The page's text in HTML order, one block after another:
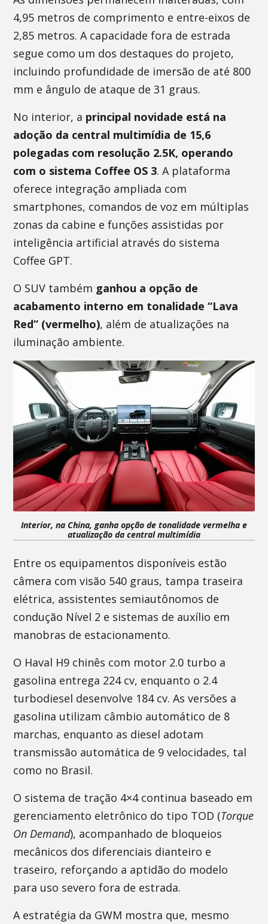
4,95 metros de comprimento e entre-eixos de
2,85 metros. A capacidade fora de estrada
segue como um dos destaques do projeto,
incluindo profundidade de imersão de até 800
mm e ângulo de ataque de 31 graus.
No interior, a principal novidade está na
adoção da central multimídia de 15,6
polegadas com resolução 2.5K, operando
com o sistema Coffee OS 3. A plataforma
oferece integração ampliada com
smartphones, comandos de voz em múltiplas
zonas da cabine e funções assistidas por
inteligência artificial através do sistema
Coffee GPT.
O SUV também ganhou a opção de
acabamento interno em tonalidade “Lava
Red” (vermelho), além de atualizações na
iluminação ambiente.
Interior, na China, ganha opção de tonalidade vermelha e
atualização da central multimídia
Entre os equipamentos disponíveis estão
câmera com visão 540 graus, tampa traseira
elétrica, assistentes semiautônomos de
condução Nível 2 e sistemas de auxílio em
manobras de estacionamento.
O Haval H9 chinês com motor 2.0 turbo a
gasolina entrega 224 cv, enquanto o 2.4
turbodiesel desenvolve 184 cv. As versões a
gasolina utilizam câmbio automático de 8
marchas, enquanto as diesel adotam
transmissão automática de 9 velocidades, tal
como no Brasil.
O sistema de tração 4×4 continua baseado em
gerenciamento eletrônico do tipo TOD (Torque
On Demand), acompanhado de bloqueios
mecânicos dos diferenciais dianteiro e
traseiro, reforçando a aptidão do modelo
para uso severo fora de estrada.
A estratégia da GWM mostra que, mesmo